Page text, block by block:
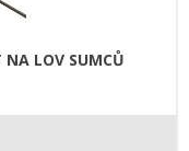
NA LOV SUMCŮ